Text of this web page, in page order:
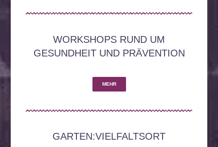
WORKSHOPS RUND UM
GESUNDHEIT UND PRÄVENTION
MEHR
GARTEN:VIELFALTSORT